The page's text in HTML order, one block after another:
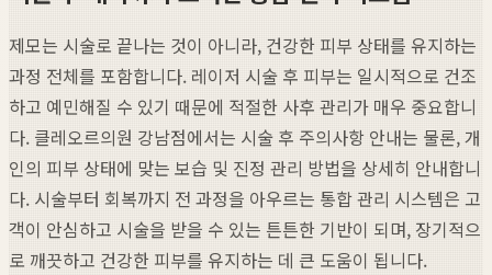
제모는 시술로 끝나는 것이 아니라, 건강한 피부 상태를 유지하는
과정 전체를 포함합니다. 레이저 시술 후 피부는 일시적으로 건조
하고 예민해질 수 있기 때문에 적절한 사후 관리가 매우 중요합니
다. 클레오르의원 강남점에서는 시술 후 주의사항 안내는 물론, 개
인의 피부 상태에 맞는 보습 및 진정 관리 방법을 상세히 안내합니
다. 시술부터 회복까지 전 과정을 아우르는 통합 관리 시스템은 고
객이 안심하고 시술을 받을 수 있는 튼튼한 기반이 되며, 장기적으
로 깨끗하고 건강한 피부를 유지하는 데 큰 도움이 됩니다.